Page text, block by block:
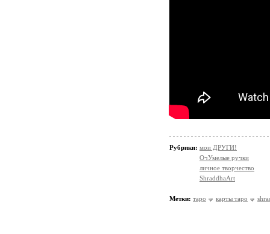
Рубрики: мои ДРУГИ!
ОчУмелые ручки
личное творчество
ShraddhaArt
Метки: таро карты таро